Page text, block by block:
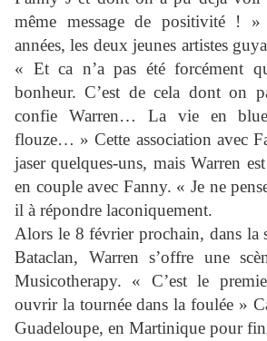
même message de positivité ! »
années, les deux jeunes artistes
« Et ca n’a pas été forcément
bonheur. C’est de cela dont on
confie Warren… La vie en
flouze… » Cette association avec
jaser quelques-uns, mais Warren
en couple avec Fanny. « Je ne
il à répondre laconiquement.
Alors le 8 février prochain, dans la
Bataclan, Warren s’offre une
Musicotherapy. « C’est le
ouvrir la tournée dans la foulée »
Guadeloupe, en Martinique pour